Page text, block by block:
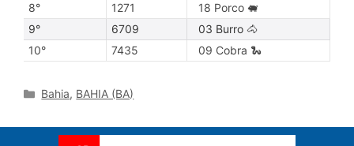
8°
1271
18 Porco 🐖
9°
6709
03 Burro 🐴
10°
7435 09 Cobra 🐍
Categories
Bahia, BAHIA (BA)